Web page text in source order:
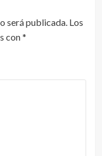
será publicada. Los
con*